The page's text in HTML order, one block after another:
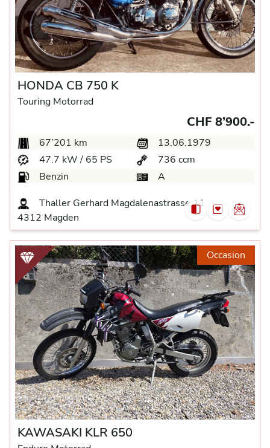
HONDA CB 750 K
Touring Motorrad
CHF 8’900.-
67’201 km
13.06.1979
47.7 kW / 65 PS
736 ccm
Benzin
A
Thaller Gerhard Magdalenastrasse 11
4312 Magden
Occasion
KAWASAKI KLR 650